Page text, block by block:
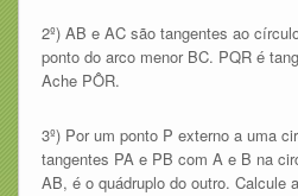
2º) AB e AC são tangentes ao
ponto do arco menor BC. PQR é
Ache PÔR.
3º) Por um ponto P externo a uma
tangentes PA e PB com A e B na
AB, é o quádruplo do outro. Calcule